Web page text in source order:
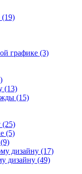
(19)
графике (3)
(13)
(15)
(25)
(5)
дизайну (17)
дизайну (49)